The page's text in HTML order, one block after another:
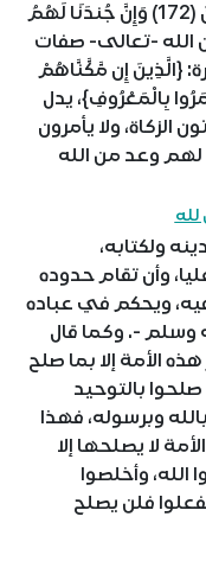
الْمُرْسَلِينَ (171) إِنَّهُمْ لَهُمُ الْمَنصُورُونَ (172) وَإِنَّ جُندَنَا لَهُمُ
الله -تعالى- صفات
{الَّذِينَ إِن مَّكَّنَّاهُمْ
بِالْمَعْرُوفِ}، يدل
الزكاة، ولا يأمرون
لهم وعد من الله
ولكتابه،
وأن تقام حدوده
ويحكم في عباده
وسلم -. وكما قال
الأمة إلا بما صلح
بالتوحيد
بالله وبرسوله، فهذا
لا يصلحها إلا
الله، وأخلصوا
فلن يصلح